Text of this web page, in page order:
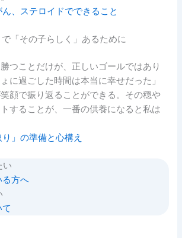
、ステロイドでできること
「その子らしく」あるために
つことだけが、正しいゴールではあり
に過ごした時間は本当に幸せだった」
顔で振り返ることができる。その穏や
することが、一番の供養になると私は
り」の準備と心構え
い
る方へ